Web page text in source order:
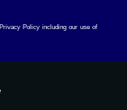
Policy including our use of